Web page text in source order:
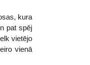
kura
pat spēj
vietējo
vienā